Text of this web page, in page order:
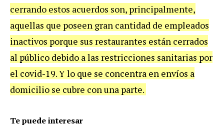
cerrando estos acuerdos son, principalmente,
aquellas que poseen gran cantidad de empleados
inactivos porque sus restaurantes están cerrados
al público debido a las restricciones sanitarias por
el covid-19. Y lo que se concentra en envíos a
domicilio se cubre con una parte.
Te puede interesar